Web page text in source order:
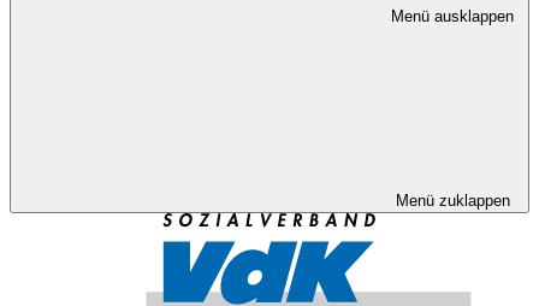
Menü ausklappen
Menü zuklappen